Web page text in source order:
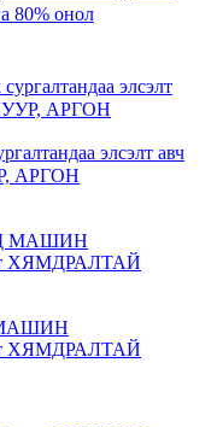
80% онол
элсэлт авч
АРГОН
МАШИН
ХЯМДРАЛТАЙ